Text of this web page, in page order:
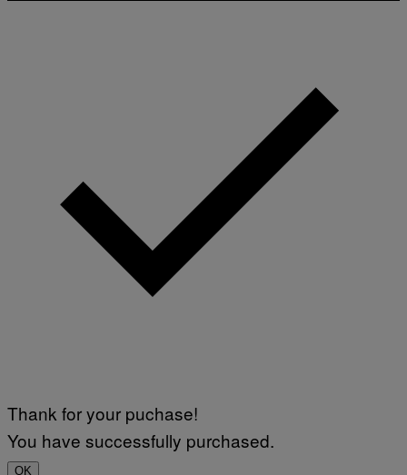
Thank for your puchase!
You have successfully purchased.
OK